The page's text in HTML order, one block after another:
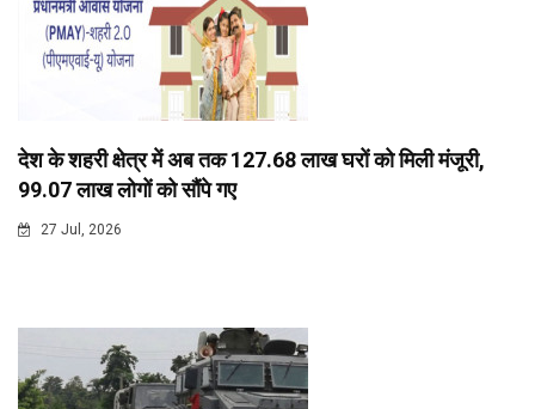
देश के शहरी क्षेत्र में अब तक 127.68 लाख घरों को मिली मंजूरी,
99.07 लाख लोगों को सौंपे गए
27 Jul, 2026